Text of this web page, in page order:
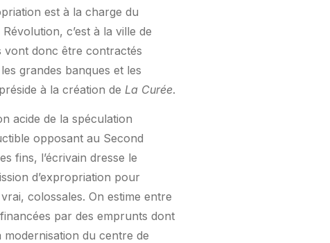
est à la charge du
c’est à la ville de
vont donc être contractés
grandes banques et les
à la création de La Curée.
acide de la spéculation
opposant au Second
fins, l’écrivain dresse le
d’expropriation pour
colossales. On estime entre
par des emprunts dont
du centre de